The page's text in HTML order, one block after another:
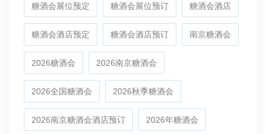
糖酒会展位预定 糖酒会展位预订 糖酒会酒店
糖酒会酒店预定 糖酒会酒店预订 南京糖酒会
2026糖酒会 2026南京糖酒会
2026全国糖酒会 2026秋季糖酒会
2026南京糖酒会酒店预订 2026年糖酒会